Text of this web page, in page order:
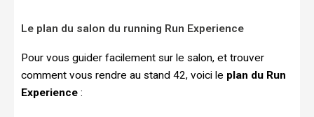
Le plan du salon du running Run Experience
Pour vous guider facilement sur le salon, et trouver
comment vous rendre au stand 42, voici le plan du Run
Experience :